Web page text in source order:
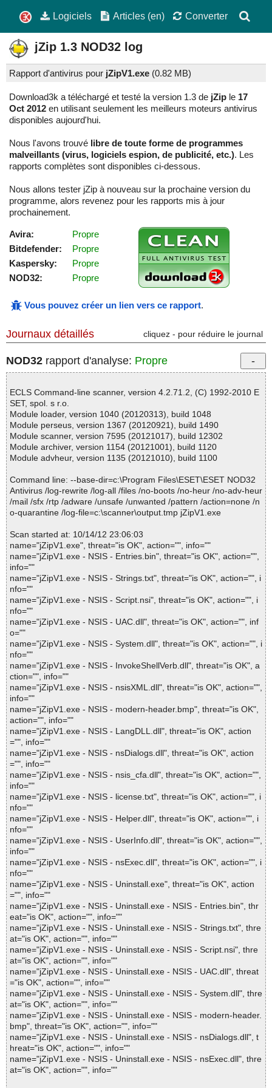
Logiciels Articles (en) Converter
jZip 1.3 NOD32 log
Rapport d'antivirus pour jZipV1.exe (0.82 MB)
Download3k a téléchargé et testé la version 1.3 de jZip le 17
Oct 2012 en utilisant seulement les meilleurs moteurs antivirus
disponibles aujourd'hui.
Nous l'avons trouvé libre de toute forme de programmes
malveillants (virus, logiciels espion, de publicité, etc.). Les
rapports complètes sont disponibles ci-dessous.
Nous allons tester jZip à nouveau sur la prochaine version du
programme, alors revenez pour les rapports mis à jour
prochainement.
Avira:
Propre
Bitdefender:
Propre
Kaspersky:
Propre
NOD32:
Propre
Vous pouvez créer un lien vers ce rapport.
Journaux détaillés cliquez - pour réduire le journal
NOD32 rapport d'analyse: Propre
ECLS Command-line scanner, version 4.2.71.2, (C) 1992-2010 E
SET, spol. s r.o.
Module loader, version 1040 (20120313), build 1048
Module perseus, version 1367 (20120921), build 1490
Module scanner, version 7595 (20121017), build 12302
Module archiver, version 1154 (20121001), build 1120
Module advheur, version 1135 (20121010), build 1100
Command line: --base-dir=c:\Program Files\ESET\ESET NOD32
Antivirus /log-rewrite /log-all /files /no-boots /no-heur /no-adv-heur
/mail /sfx /rtp /adware /unsafe /unwanted /pattern /action=none /n
o-quarantine /log-file=c:\scanner\output.tmp jZipV1.exe
Scan started at: 10/14/12 23:06:03
name="jZipV1.exe", threat="is OK", action="", info=""
name="jZipV1.exe - NSIS - Entries.bin", threat="is OK", action="",
info=""
name="jZipV1.exe - NSIS - Strings.txt", threat="is OK", action="", i
nfo=""
name="jZipV1.exe - NSIS - Script.nsi", threat="is OK", action="", i
nfo=""
name="jZipV1.exe - NSIS - UAC.dll", threat="is OK", action="", inf
o=""
name="jZipV1.exe - NSIS - System.dll", threat="is OK", action="", i
nfo=""
name="jZipV1.exe - NSIS - InvokeShellVerb.dll", threat="is OK", a
ction="", info=""
name="jZipV1.exe - NSIS - nsisXML.dll", threat="is OK", action="",
info=""
name="jZipV1.exe - NSIS - modern-header.bmp", threat="is OK",
action="", info=""
name="jZipV1.exe - NSIS - LangDLL.dll", threat="is OK", action
="", info=""
name="jZipV1.exe - NSIS - nsDialogs.dll", threat="is OK", action
="", info=""
name="jZipV1.exe - NSIS - nsis_cfa.dll", threat="is OK", action="",
info=""
name="jZipV1.exe - NSIS - license.txt", threat="is OK", action="", i
nfo=""
name="jZipV1.exe - NSIS - Helper.dll", threat="is OK", action="", i
nfo=""
name="jZipV1.exe - NSIS - UserInfo.dll", threat="is OK", action="",
info=""
name="jZipV1.exe - NSIS - nsExec.dll", threat="is OK", action="", i
nfo=""
name="jZipV1.exe - NSIS - Uninstall.exe", threat="is OK", action
="", info=""
name="jZipV1.exe - NSIS - Uninstall.exe - NSIS - Entries.bin", thr
eat="is OK", action="", info=""
name="jZipV1.exe - NSIS - Uninstall.exe - NSIS - Strings.txt", thre
at="is OK", action="", info=""
name="jZipV1.exe - NSIS - Uninstall.exe - NSIS - Script.nsi", thre
at="is OK", action="", info=""
name="jZipV1.exe - NSIS - Uninstall.exe - NSIS - UAC.dll", threat
="is OK", action="", info=""
name="jZipV1.exe - NSIS - Uninstall.exe - NSIS - System.dll", thre
at="is OK", action="", info=""
name="jZipV1.exe - NSIS - Uninstall.exe - NSIS - modern-header.
bmp", threat="is OK", action="", info=""
name="jZipV1.exe - NSIS - Uninstall.exe - NSIS - nsDialogs.dll", t
hreat="is OK", action="", info=""
name="jZipV1.exe - NSIS - Uninstall.exe - NSIS - nsExec.dll", thre
at="is OK", action="", info=""